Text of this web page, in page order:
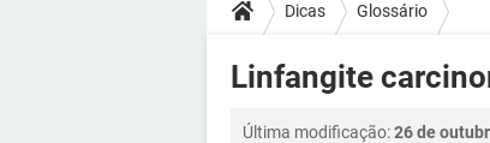
Dicas Glossário
Linfangite
Última modificação:26 de